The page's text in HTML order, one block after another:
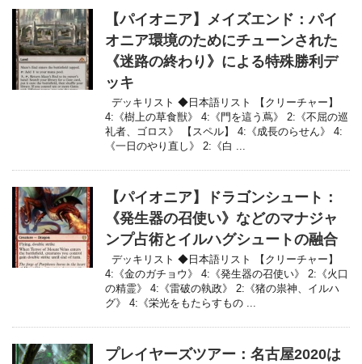
【パイオニア】メイズエンド：パイ
オニア環境のためにチューンされた
《迷路の終わり》による特殊勝利デ
ッキ
デッキリスト ◆日本語リスト 【クリーチャー】
4:《樹上の草食獣》 4:《門を這う蔦》 2:《不屈の巡
礼者、ゴロス》 【スペル】 4:《成長のらせん》 4:
《一日のやり直し》 2:《白 ...
【パイオニア】ドラゴンシュート：
《発生器の召使い》などのマナジャ
ンプ占術とイルハグシュートの融合
デッキリスト ◆日本語リスト 【クリーチャー】
4:《金のガチョウ》 4:《発生器の召使い》 2:《火口
の精霊》 4:《雷破の執政》 2:《猪の祟神、イルハ
グ》 4:《栄光をもたらすもの ...
プレイヤーズツアー：名古屋2020は